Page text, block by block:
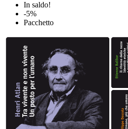
In saldo!
-5%
Pacchetto